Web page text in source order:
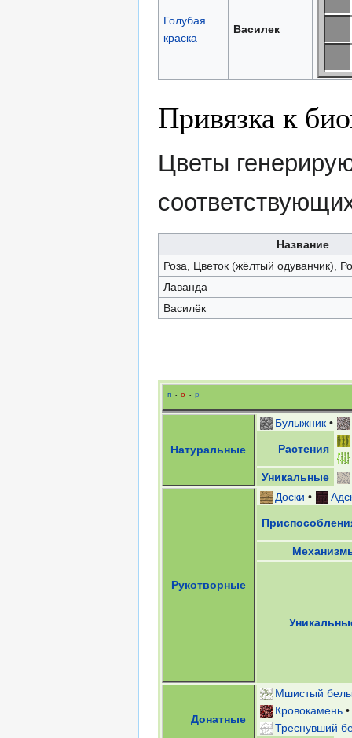
Голубая
краска
Василек
Привязка к
Цветы
Название
Роза, Цветок (жёлтый одуванчик),
Лаванда
Василёк
п • о • р
Натуральные
Булыжник •
Растения
Уникальные
Рукотворные
Доски •
Донатные
Мшистый
Кровокамень
Треснувший